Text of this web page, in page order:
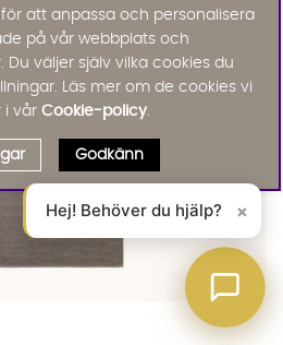
Finns även i dessa färger:
att anpassa och personalisera
på vår webbplats och
väljer själv vilka cookies du
Läs mer om de cookies vi
i vår Cookie-policy.
Godkänn
Hej! Behöver du hjälp? ×